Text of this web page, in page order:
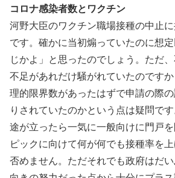
コロナ感染者数とワクチン
河野大臣のワクチン職場接種の中止
です。確かに当初煽っていたのに想
じかよ」と思ったのでしょう。ただ
不足があれだけ騒がれていたのです
理的限界数があったはずで申請の際
りされていたのかという点は疑問で
途が立ったら一気に一般向けに門戸
ピックに向けて何が何でも接種率を
否めません。ただそれでも政府はだ